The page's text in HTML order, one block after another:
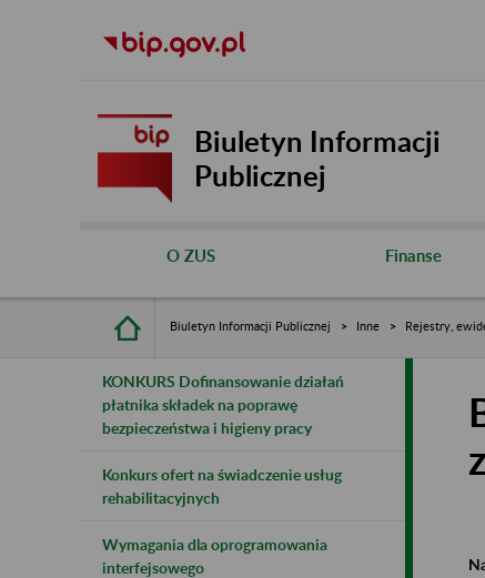
Biuletyn Informacji
Publicznej
O ZUS Finanse
Biuletyn Informacji Publicznej Inne Rejestry,
KONKURS Dofinansowanie działań
płatnika składek na poprawę
bezpieczeństwa i higieny pracy
Konkurs ofert na świadczenie usług
rehabilitacyjnych
Wymagania dla oprogramowania
interfejsowego